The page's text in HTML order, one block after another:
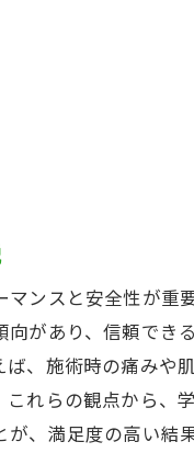
ンスと安全性が重要
があり、信頼でき
、施術時の痛みや
れらの観点から、
、満足度の高い結